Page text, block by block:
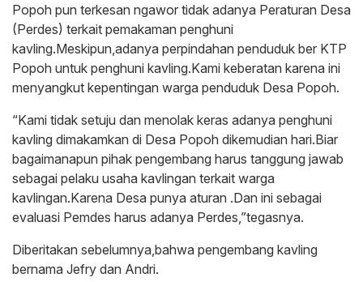
Popoh pun terkesan ngawor tidak adanya Peraturan Desa
(Perdes) terkait pemakaman penghuni
kavling.Meskipun,adanya perpindahan penduduk ber KTP
Popoh untuk penghuni kavling.Kami keberatan karena ini
menyangkut kepentingan warga penduduk Desa Popoh.
“Kami tidak setuju dan menolak keras adanya penghuni
kavling dimakamkan di Desa Popoh dikemudian hari.Biar
bagaimanapun pihak pengembang harus tanggung jawab
sebagai pelaku usaha kavlingan terkait warga
kavlingan.Karena Desa punya aturan .Dan ini sebagai
evaluasi Pemdes harus adanya Perdes,”tegasnya.
Diberitakan sebelumnya,bahwa pengembang kavling
bernama Jefry dan Andri.